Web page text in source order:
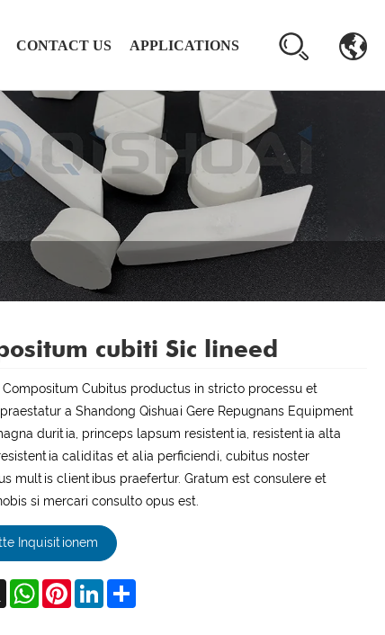
CONTACT US APPLICATIONS
cubiti Sic lineed
Compositum Cubitus productus in stricto processu et
a Shandong Qishuai Gere Repugnans Equipment
duritia, princeps lapsum resistentia, resistentia alta
caliditas et alia perficiendi, cubitus noster
multis clientibus praefertur. Gratum est consulere et
si mercari consulto opus est.
Inquisitionem
X WhatsAppPinterestLinkedInShare